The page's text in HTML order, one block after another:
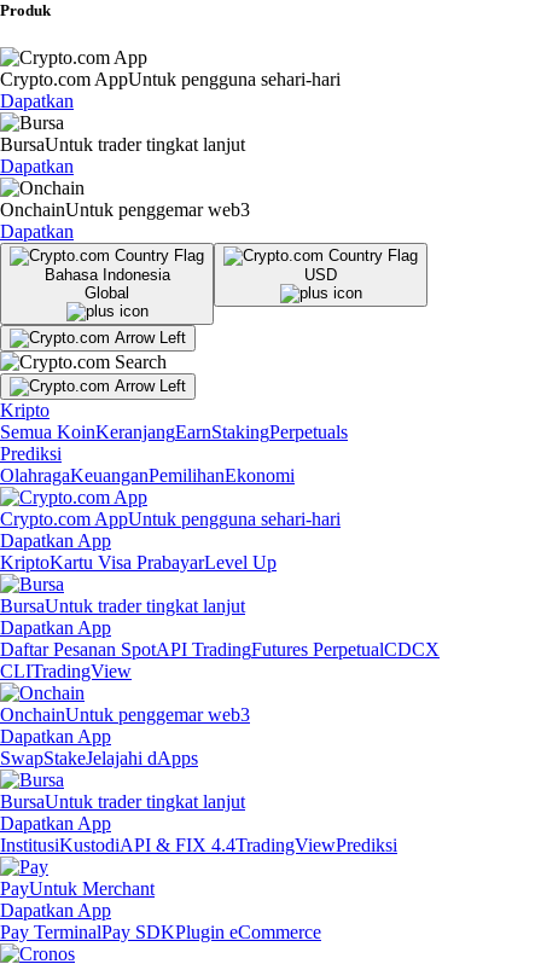
Produk
Crypto.com AppUntuk pengguna sehari-hari
Dapatkan
BursaUntuk trader tingkat lanjut
Dapatkan
OnchainUntuk penggemar web3
Dapatkan
Bahasa Indonesia
Global
USD
Kripto
Semua KoinKeranjangEarnStakingPerpetuals
Prediksi
OlahragaKeuanganPemilihanEkonomi
Crypto.com AppUntuk pengguna sehari-hari
Dapatkan App
KriptoKartu Visa PrabayarLevel Up
BursaUntuk trader tingkat lanjut
Dapatkan App
Daftar Pesanan SpotAPI TradingFutures PerpetualCDCX
CLITradingView
OnchainUntuk penggemar web3
Dapatkan App
SwapStakeJelajahi dApps
BursaUntuk trader tingkat lanjut
Dapatkan App
InstitusiKustodiAPI & FIX 4.4TradingViewPrediksi
PayUntuk Merchant
Dapatkan App
Pay TerminalPay SDKPlugin eCommerce